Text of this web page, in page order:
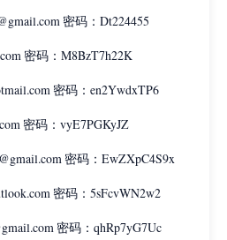
密码：Dt224455
密码：M8BzT7h22K
密码：en2YwdxTP6
密码：vyE7PGKyJZ
密码：EwZXpC4S9x
密码：5sFcvWN2w2
密码：qhRp7yG7Uc